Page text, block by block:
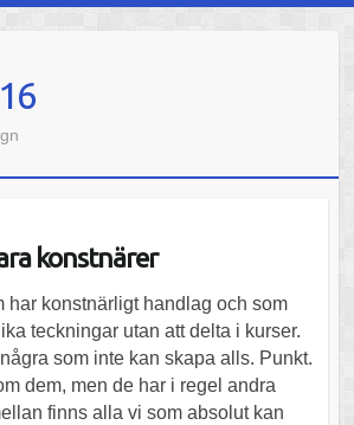
konstnärer
har konstnärligt handlag och som
teckningar utan att delta i kurser.
som inte kan skapa alls. Punkt.
dem, men de har i regel andra
finns alla vi som absolut kan